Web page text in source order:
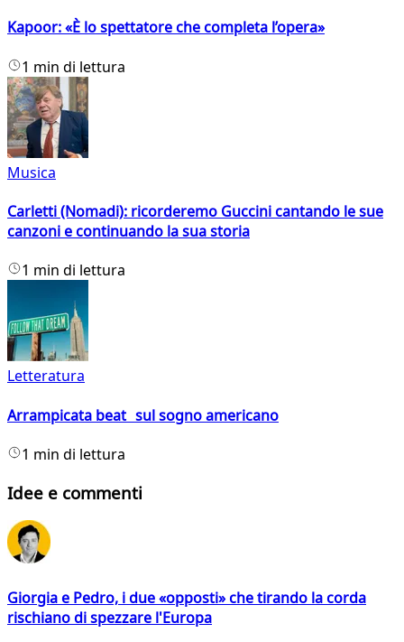
Kapoor: «È lo spettatore che completa l’opera»
1 min di lettura
Musica
Carletti (Nomadi): ricorderemo Guccini cantando le sue
canzoni e continuando la sua storia
1 min di lettura
Letteratura
Arrampicata beat sul sogno americano
1 min di lettura
Idee e commenti
Giorgia e Pedro, i due «opposti» che tirando la corda
rischiano di spezzare l'Europa